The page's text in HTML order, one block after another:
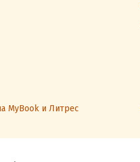
MyBook и Литрес